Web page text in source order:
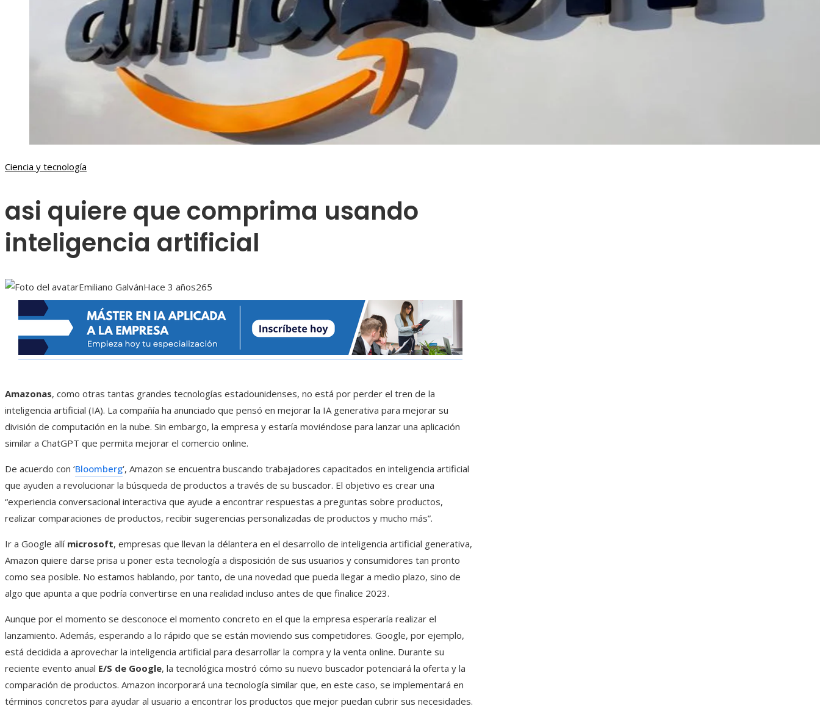
Ciencia y tecnología
asi quiere que comprima usando
inteligencia artificial
Emiliano GalvánHace 3 años265
Amazonas, como otras tantas grandes tecnologías estadounidenses, no está por perder el tren de la
inteligencia artificial (IA). La compañía ha anunciado que pensó en mejorar la IA generativa para mejorar su
división de computación en la nube. Sin embargo, la empresa y estaría moviéndose para lanzar una aplicación
similar a ChatGPT que permita mejorar el comercio online.
De acuerdo con ‘Bloomberg‘, Amazon se encuentra buscando trabajadores capacitados en inteligencia artificial
que ayuden a revolucionar la búsqueda de productos a través de su buscador. El objetivo es crear una
“experiencia conversacional interactiva que ayude a encontrar respuestas a preguntas sobre productos,
realizar comparaciones de productos, recibir sugerencias personalizadas de productos y mucho más”.
Ir a Google allí microsoft, empresas que llevan la délantera en el desarrollo de inteligencia artificial generativa,
Amazon quiere darse prisa u poner esta tecnología a disposición de sus usuarios y consumidores tan pronto
como sea posible. No estamos hablando, por tanto, de una novedad que pueda llegar a medio plazo, sino de
algo que apunta a que podría convertirse en una realidad incluso antes de que finalice 2023.
Aunque por el momento se desconoce el momento concreto en el que la empresa esperaría realizar el
lanzamiento. Además, esperando a lo rápido que se están moviendo sus competidores. Google, por ejemplo,
está decidida a aprovechar la inteligencia artificial para desarrollar la compra y la venta online. Durante su
reciente evento anual E/S de Google, la tecnológica mostró cómo su nuevo buscador potenciará la oferta y la
comparación de productos. Amazon incorporará una tecnología similar que, en este caso, se implementará en
términos concretos para ayudar al usuario a encontrar los productos que mejor puedan cubrir sus necesidades.